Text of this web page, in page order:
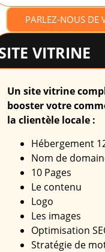
PARLEZ-NOUS DE
VITRINE
Un site vitrine
booster votre
la clientèle locale :
Hébergement
Nom de
10 Pages
Le contenu
Logo
Les images
Optimisation
Stratégie de